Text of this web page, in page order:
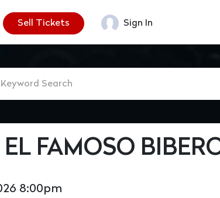
Sell Tickets Sign In
FAMOSO
8:00pm